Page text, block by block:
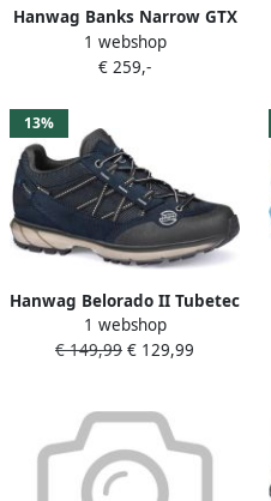
Hanwag Banks Narrow GTX
Dames wandelschoenen
waterdicht
1 webshop
€ 259,-
13%
Hanwag Belorado II Tubetec
GTX Wandelschoenen
Vrouwen navy grijs
1 webshop
€ 149,99 € 129,99